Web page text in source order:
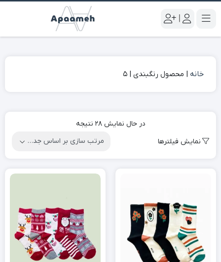
|
خانه | محصول رنگبندی |
5
در حال نمایش 28 نتیجه
نمایش فیلترها